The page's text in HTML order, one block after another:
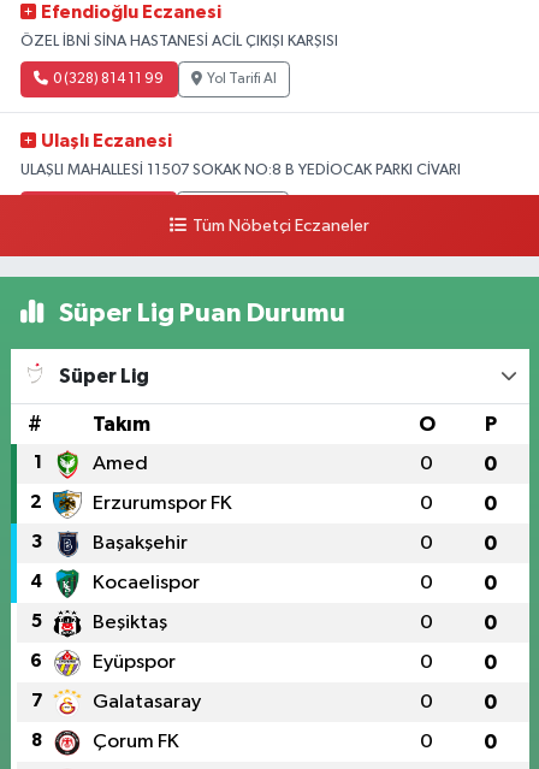
Efendioğlu Eczanesi
ÖZEL İBNİ SİNA HASTANESİ ACİL ÇIKIŞI KARŞISI
0 (328) 814 11 99 Yol Tarifi Al
Ulaşlı Eczanesi
ULAŞLI MAHALLESİ 11507 SOKAK NO:8 B YEDİOCAK PARKI CİVARI
Tüm Nöbetçi Eczaneler
Süper Lig Puan Durumu
Süper Lig
# Takım O P
1 Amed 0 0
2 Erzurumspor FK 0 0
3 Başakşehir 0 0
4 Kocaelispor 0 0
5 Beşiktaş 0 0
6 Eyüpspor 0 0
7 Galatasaray 0 0
8 Çorum FK 0 0